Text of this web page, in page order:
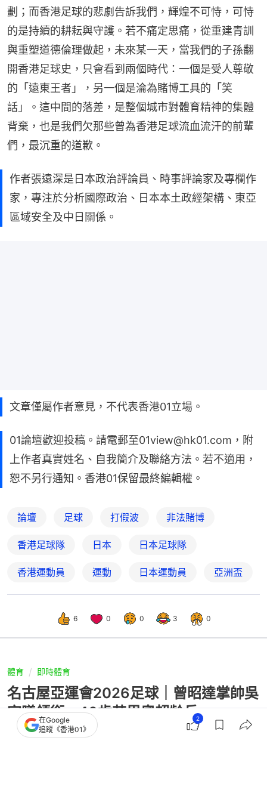
劃；而香港足球的悲劇告訴我們，輝煌不可恃，可恃
的是持續的耕耘與守護。若不痛定思痛，從重建青訓
與重塑道德倫理做起，未來某一天，當我們的子孫翻
開香港足球史，只會看到兩個時代：一個是受人尊敬
的「遠東王者」，另一個是淪為賭博工具的「笑
話」。這中間的落差，是整個城市對體育精神的集體
背棄，也是我們欠那些曾為香港足球流血流汗的前輩
們，最沉重的道歉。
作者張遠深是日本政治評論員、時事評論家及專欄作
家，專注於分析國際政治、日本本土政經架構、東亞
區域安全及中日關係。
文章僅屬作者意見，不代表香港01立場。
01論壇歡迎投稿。請電郵至01view@hk01.com，附
上作者真實姓名、自我簡介及聯絡方法。若不適用，
恕不另行通知。香港01保留最終編輯權。
論壇 足球 打假波 非法賭博
香港足球隊 日本 日本足球隊
香港運動員 運動 日本運動員 亞洲盃
6 0 0 3 0
體育 即時體育
名古屋亞運會2026足球｜曾昭達掌帥吳
宇曦領銜 40歲艾里奧超齡兵
在Google
追蹤《香港01》
2